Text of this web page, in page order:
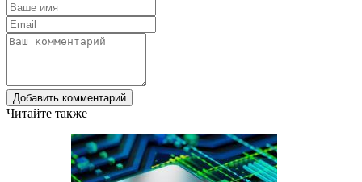
Добавить комментарий
Читайте также